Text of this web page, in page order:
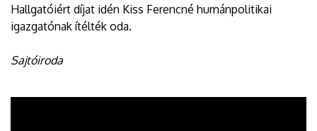
Hallgatóiért díjat idén Kiss Ferencné humánpolitikai
igazgatónak ítélték oda.
Sajtóiroda